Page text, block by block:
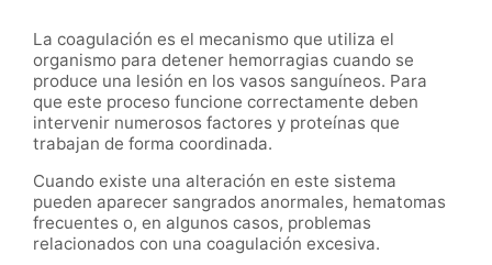
La coagulación es el mecanismo que utiliza el
organismo para detener hemorragias cuando se
produce una lesión en los vasos sanguíneos. Para
que este proceso funcione correctamente deben
intervenir numerosos factores y proteínas que
trabajan de forma coordinada.
Cuando existe una alteración en este sistema
pueden aparecer sangrados anormales, hematomas
frecuentes o, en algunos casos, problemas
relacionados con una coagulación excesiva.